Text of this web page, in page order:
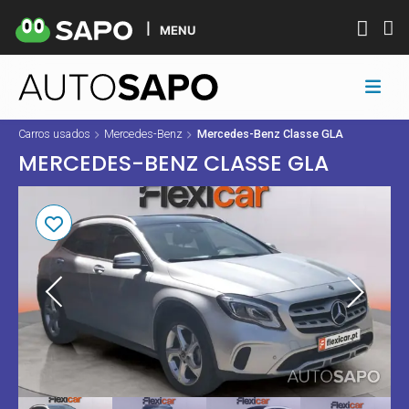
MENU
Carros usados Mercedes-Benz Mercedes-Benz Classe GLA
MERCEDES-BENZ CLASSE GLA